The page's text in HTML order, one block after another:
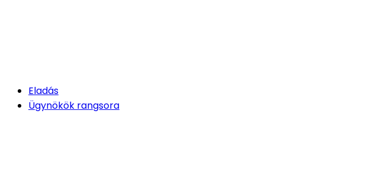
Eladás
Ügynökök rangsora